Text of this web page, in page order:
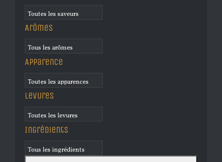
Arômes
Apparence
Levures
Ingrédients